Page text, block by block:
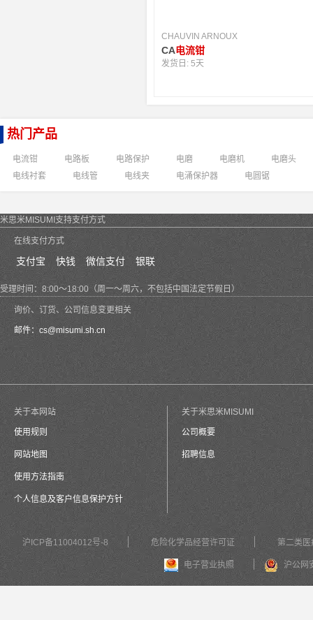
CHAUVIN ARNOUX
CA电流钳
发货日:5天
热门产品
电流钳 电路板 电路保护 电磨 电磨机
电磨头
电线衬套
电线管 电线夹 电涌保护器 电圆锯
米思米MISUMI支持支付方式
在线支付方式
支付宝 快钱 微信支付 银联
受理时间：8:00～18:00（周一～周六，不包括中国法定节假日）
询价、订货、公司信息变更相关
邮件： cs@misumi.sh.cn
关于本网站
使用规则
网站地图
使用方法指南
个人信息及客户信息保护方针
关于米思米MISUMI
公司概要
招聘信息
沪ICP备11004012号-8 危险化学品经营许可证 第二类医
电子营业执照 沪公网